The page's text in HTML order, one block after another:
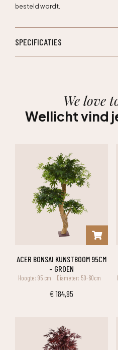
besteld wordt.
SPECIFICATIES
We love
Wellicht vind
ACER BONSAI KUNSTBOOM 95CM
– GROEN
Hoogte: 95 cm Diameter: 50-60cm
€184,95